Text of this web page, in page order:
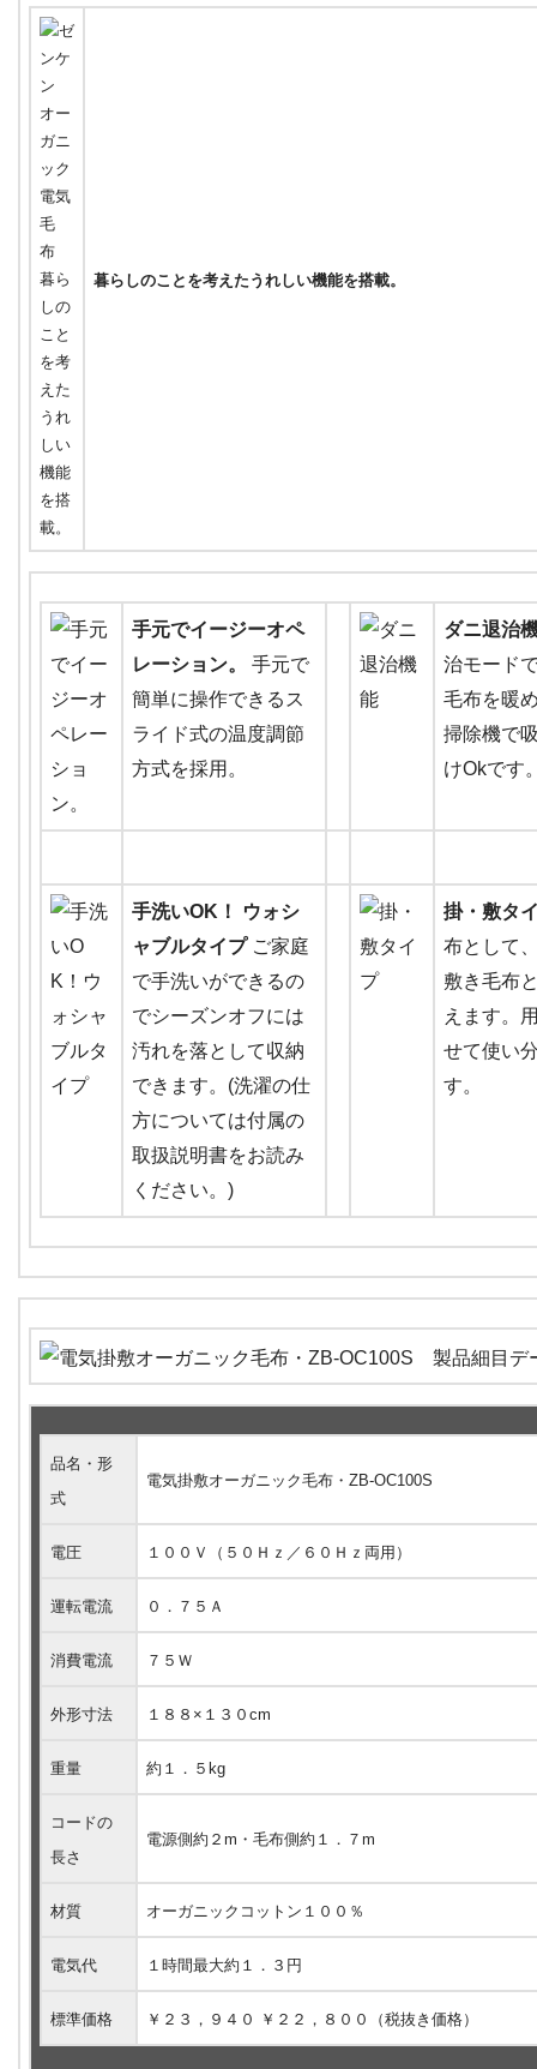
暮らしのことを考えたうれしい機能を搭載。
手元でイージーオペ
レーション。
手元で
簡単に操作できるス
ライド式の温度調節
方式を採用。
ダニ退治
治モード
毛布を暖
掃除機で
けOkです
手洗いOK！ ウォシ
ャブルタイプご家庭
で手洗いができるの
でシーズンオフには
汚れを落として収納
できます。(洗濯の仕
方については付属の
取扱説明書をお読み
ください。)
掛・敷タ
布として
敷き毛布
えます。
せて使い
す。
品名・形
式
電気掛敷オーガニック毛布・ZB-OC100S
電圧 １００Ｖ（５０Ｈｚ／６０Ｈｚ両用）
運転電流 ０．７５Ａ
消費電流 ７５Ｗ
外形寸法 １８８×１３０cm
重量 約１．５kg
コードの
長さ
電源側約２m・毛布側約１．７m
材質 オーガニックコットン１００％
電気代 １時間最大約１．３円
標準価格 ￥２３，９４０ ￥２２，８００（税抜き価格）